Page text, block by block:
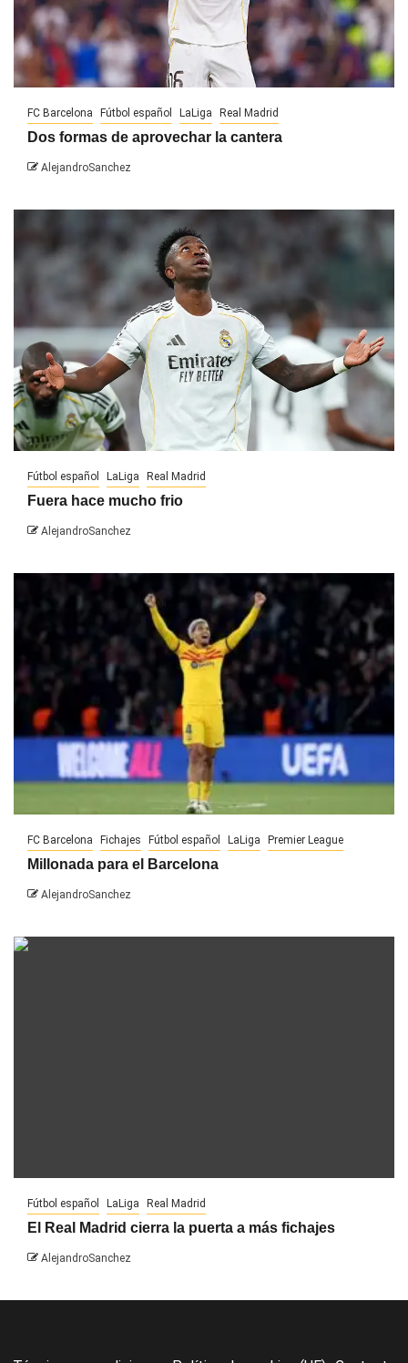
FC Barcelona Fútbol español LaLiga Real Madrid
Dos formas de aprovechar la cantera
AlejandroSanchez
Fútbol español LaLiga Real Madrid
Fuera hace mucho frio
AlejandroSanchez
FC Barcelona Fichajes Fútbol español LaLiga Premier League
Millonada para el Barcelona
AlejandroSanchez
Fútbol español LaLiga Real Madrid
El Real Madrid cierra la puerta a más fichajes
AlejandroSanchez